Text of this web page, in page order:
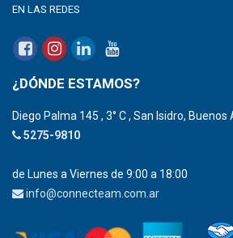
EN LAS REDES
¿DÓNDE ESTAMOS?
Diego Palma 145 , 3° C , San Isidro, Buenos
5275-9810
de Lunes a Viernes de 9:00 a 18:00
info@connecteam.com.ar